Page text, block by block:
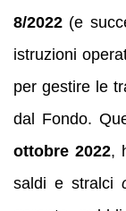
8/2022 (e
istruzioni
per gestire le
dal Fondo.
ottobre 2022,
saldi e stralci